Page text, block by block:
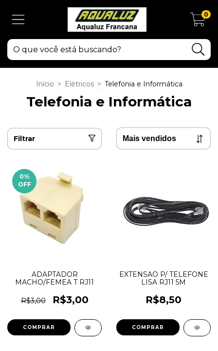
0
Início > Elétricos > Telefonia e Informática
Telefonia e Informática
Filtrar
0%
OFF
ADAPTADOR
MACHO/FEMEA T RJ11
R$3,00 R$3,00
EXTENSAO P/ TELEFONE
LISA RJ11 5M
R$8,50